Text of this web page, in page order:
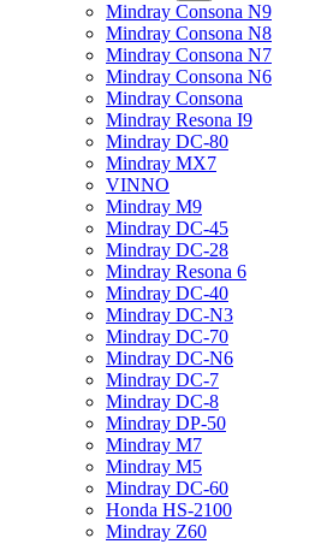
Mindray Consona N9
Mindray Consona N8
Mindray Consona N7
Mindray Consona N6
Mindray Consona
Mindray Resona I9
Mindray DC-80
Mindray MX7
VINNO
Mindray M9
Mindray DC-45
Mindray DC-28
Mindray Resona 6
Mindray DC-40
Mindray DC-N3
Mindray DC-70
Mindray DC-N6
Mindray DC-7
Mindray DC-8
Mindray DP-50
Mindray M7
Mindray M5
Mindray DC-60
Honda HS-2100
Mindray Z60